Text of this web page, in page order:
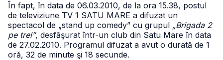
În fapt, în data de 06.03.2010, de la ora 15.38, postul
de televiziune TV 1 SATU MARE a difuzat un
spectacol de „stand up comedy” cu grupul „Brigada 2
pe trei”, desfăşurat într-un club din Satu Mare în data
de 27.02.2010. Programul difuzat a avut o durată de 1
oră, 32 de minute şi 18 secunde.